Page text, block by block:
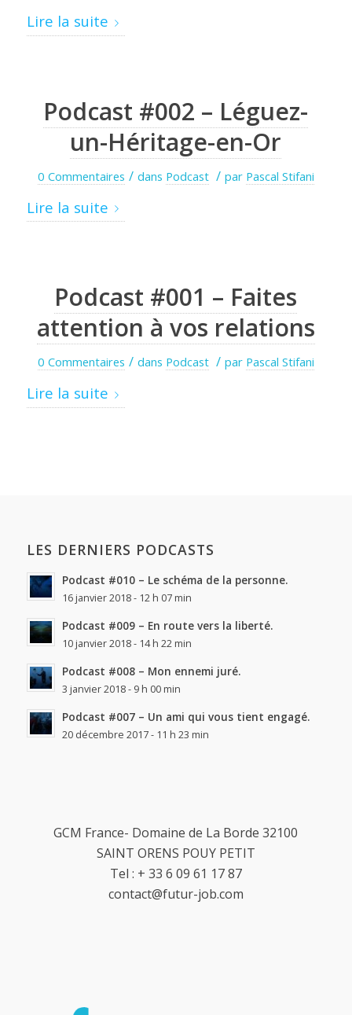
Lire la suite
Podcast #002 – Léguez-
un-Héritage-en-Or
0 Commentaires / dans Podcast / par Pascal Stifani
Lire la suite
Podcast #001 – Faites
attention à vos relations
0 Commentaires / dans Podcast / par Pascal Stifani
Lire la suite
LES DERNIERS PODCASTS
Podcast #010 – Le schéma de la personne.
16 janvier 2018 - 12 h 07 min
Podcast #009 – En route vers la liberté.
10 janvier 2018 - 14 h 22 min
Podcast #008 – Mon ennemi juré.
3 janvier 2018 - 9 h 00 min
Podcast #007 – Un ami qui vous tient engagé.
20 décembre 2017 - 11 h 23 min
GCM France- Domaine de La Borde 32100
SAINT ORENS POUY PETIT
Tel : + 33 6 09 61 17 87
contact@futur-job.com